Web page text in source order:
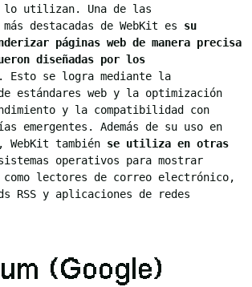
lo utilizan. Una de las
destacadas de WebKit es su
páginas web de manera precisa
diseñadas por los
Esto se logra mediante la
estándares web y la optimización
y la compatibilidad con
emergentes. Además de su uso en
WebKit también se utiliza en otras
operativos para mostrar
como lectores de correo electrónico,
RSS y aplicaciones de redes
(Google)